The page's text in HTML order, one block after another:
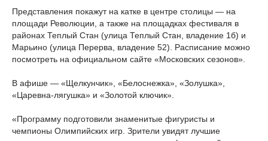
Представления покажут на катке в центре столицы — на
площади Революции, а также на площадках фестиваля в
районах Теплый Стан (улица Теплый Стан, владение 1б) и
Марьино (улица Перерва, владение 52). Расписание можно
посмотреть на официальном сайте «Московских сезонов».
В афише — «Щелкунчик», «Белоснежка», «Золушка»,
«Царевна-лягушка» и «Золотой ключик».
«Программу подготовили знаменитые фигуристы и
чемпионы Олимпийских игр. Зрители увидят лучшие